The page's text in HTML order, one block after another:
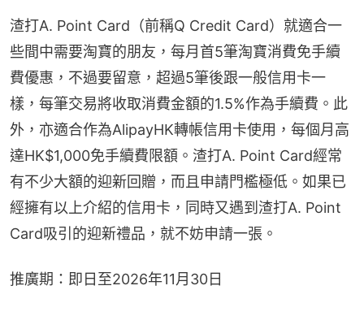
渣打A. Point Card（前稱Q Credit Card）就適合一
些間中需要淘寶的朋友，每月首5筆淘寶消費免手續
費優惠，不過要留意，超過5筆後跟一般信用卡一
樣，每筆交易將收取消費金額的1.5%作為手續費。此
外，亦適合作為AlipayHK轉帳信用卡使用，每個月高
達HK$1,000免手續費限額。渣打A. Point Card經常
有不少大額的迎新回贈，而且申請門檻極低。如果已
經擁有以上介紹的信用卡，同時又遇到渣打A. Point
Card吸引的迎新禮品，就不妨申請一張。
推廣期：即日至2026年11月30日